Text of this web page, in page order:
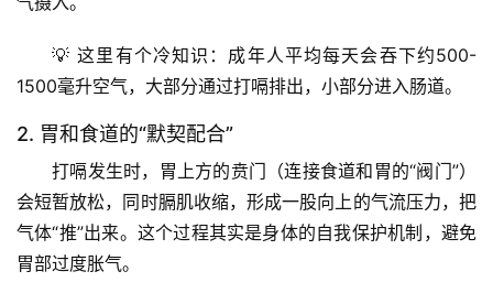
💡 这里有个冷知识：成年人平均每天会吞下约500-
1500毫升空气，大部分通过打嗝排出，小部分进入肠道。
2. 胃和食道的“默契配合”
打嗝发生时，胃上方的贲门（连接食道和胃的“阀门”）
会短暂放松，同时膈肌收缩，形成一股向上的气流压力，把
气体“推”出来。这个过程其实是身体的自我保护机制，避免
胃部过度胀气。